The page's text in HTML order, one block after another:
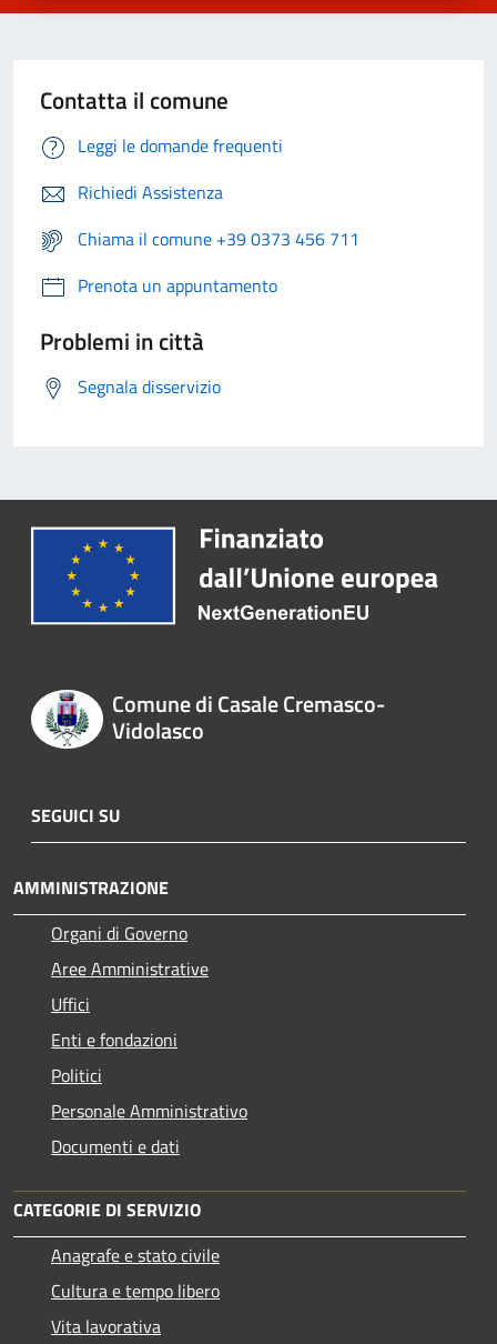
Contatta il comune
Leggi le domande frequenti
Richiedi Assistenza
Chiama il comune +39 0373 456 711
Prenota un appuntamento
Problemi in città
Segnala disservizio
Comune di Casale Cremasco-
Vidolasco
SEGUICI SU
AMMINISTRAZIONE
Organi di Governo
Aree Amministrative
Uffici
Enti e fondazioni
Politici
Personale Amministrativo
Documenti e dati
CATEGORIE DI SERVIZIO
Anagrafe e stato civile
Cultura e tempo libero
Vita lavorativa